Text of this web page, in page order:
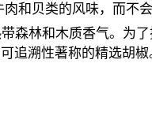
和贝类的风味，而不
森林和木质香气。为
追溯性著称的精选胡椒